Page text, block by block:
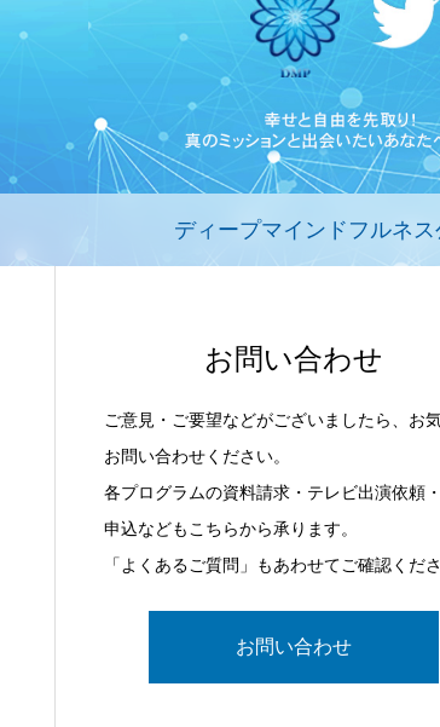
ディープマインドフルネ
お問い合わせ
ご意見・ご要望などがございましたら、お
お問い合わせください。
各プログラムの資料請求・テレビ出演依頼
申込などもこちらから承ります。
「よくあるご質問」もあわせてご確認くださ
お問い合わせ